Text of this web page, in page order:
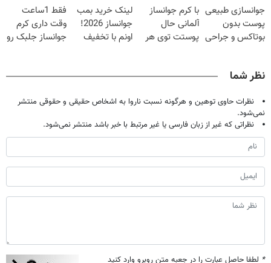
شدی🔥
تخفیف)
جوانسازی طبیعی
پوست بدون
بوتاکس و جراحی
با کرم جوانساز
آلمانی حال
پوستت توی هر
لینک خرید بمب
جوانساز 2026!
اونم با تخفیف
فقط 1ساعت
وقت داری کرم
جوانساز جلبک رو
نظر شما
نظرات حاوی توهین و هرگونه نسبت ناروا به اشخاص حقیقی و حقوقی منتشر
نمی‌شود.
نظراتی که غیر از زبان فارسی یا غیر مرتبط با خبر باشد منتشر نمی‌شود.
* لطفا حاصل عبارت را در جعبه متن روبرو وارد کنید